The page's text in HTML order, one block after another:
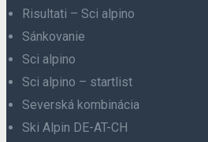
Risultati – Sci alpino
Sánkovanie
Sci alpino
Sci alpino – startlist
Severská kombinácia
Ski Alpin DE-AT-CH